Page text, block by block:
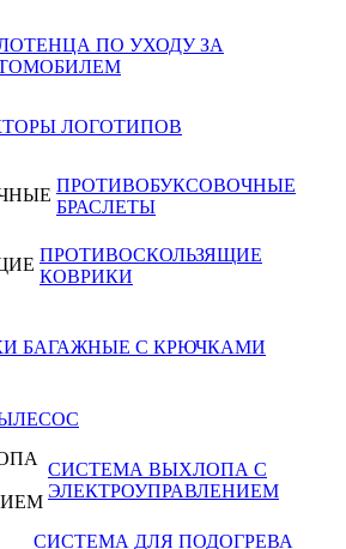
ПО УХОДУ ЗА
ЛОГОТИПОВ
ПРОТИВОБУКСОВОЧНЫЕ
БРАСЛЕТЫ
ПРОТИВОСКОЛЬЗЯЩИЕ
КОВРИКИ
БАГАЖНЫЕ С КРЮЧКАМИ
СИСТЕМА ВЫХЛОПА С
ЭЛЕКТРОУПРАВЛЕНИЕМ
СИСТЕМА ДЛЯ ПОДОГРЕВА